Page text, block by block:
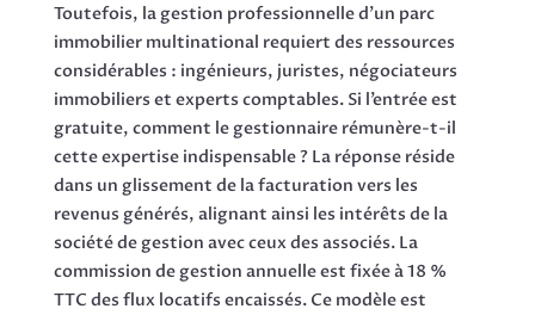
Toutefois, la gestion professionnelle d’un parc
immobilier multinational requiert des ressources
considérables : ingénieurs, juristes, négociateurs
immobiliers et experts comptables. Si l’entrée est
gratuite, comment le gestionnaire rémunère-t-il
cette expertise indispensable ? La réponse réside
dans un glissement de la facturation vers les
revenus générés, alignant ainsi les intérêts de la
société de gestion avec ceux des associés. La
commission de gestion annuelle est fixée à 18 %
TTC des flux locatifs encaissés. Ce modèle est